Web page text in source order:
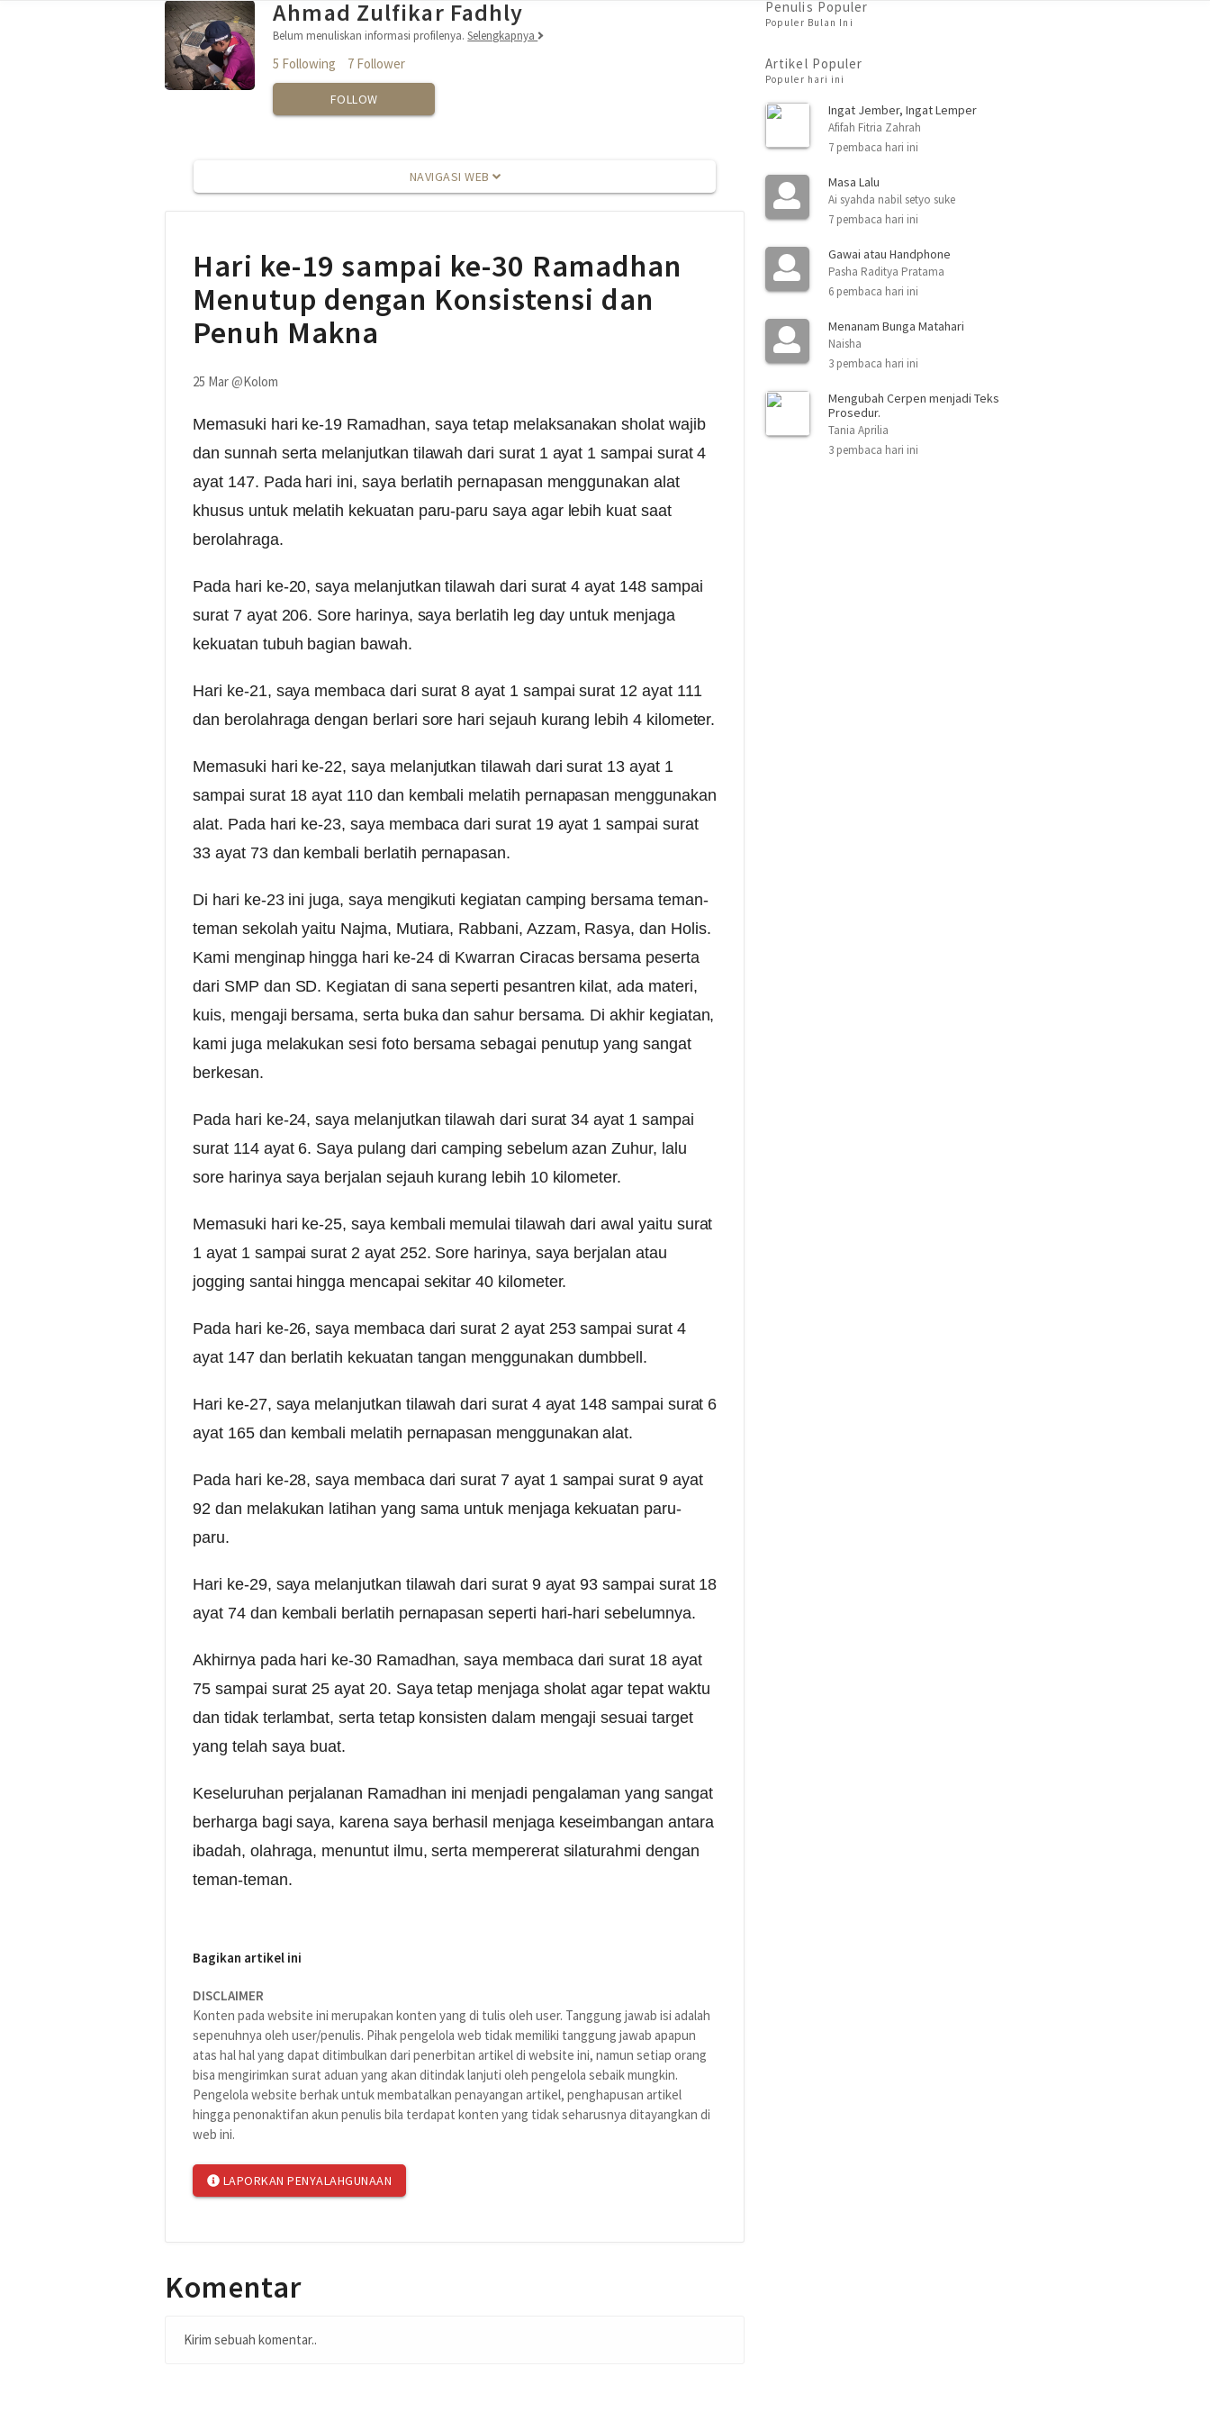
Ahmad Zulfikar Fadhly
Belum menuliskan informasi profilenya. Selengkapnya
5 Following 7 Follower
FOLLOW
NAVIGASI WEB
Hari ke-19 sampai ke-30 Ramadhan
Menutup dengan Konsistensi dan
Penuh Makna
25 Mar@Kolom
Memasuki hari ke-19 Ramadhan, saya tetap melaksanakan sholat wajib
dan sunnah serta melanjutkan tilawah dari surat 1 ayat 1 sampai surat 4
ayat 147. Pada hari ini, saya berlatih pernapasan menggunakan alat
khusus untuk melatih kekuatan paru-paru saya agar lebih kuat saat
berolahraga.
Pada hari ke-20, saya melanjutkan tilawah dari surat 4 ayat 148 sampai
surat 7 ayat 206. Sore harinya, saya berlatih leg day untuk menjaga
kekuatan tubuh bagian bawah.
Hari ke-21, saya membaca dari surat 8 ayat 1 sampai surat 12 ayat 111
dan berolahraga dengan berlari sore hari sejauh kurang lebih 4 kilometer.
Memasuki hari ke-22, saya melanjutkan tilawah dari surat 13 ayat 1
sampai surat 18 ayat 110 dan kembali melatih pernapasan menggunakan
alat. Pada hari ke-23, saya membaca dari surat 19 ayat 1 sampai surat
33 ayat 73 dan kembali berlatih pernapasan.
Di hari ke-23 ini juga, saya mengikuti kegiatan camping bersama teman-
teman sekolah yaitu Najma, Mutiara, Rabbani, Azzam, Rasya, dan Holis.
Kami menginap hingga hari ke-24 di Kwarran Ciracas bersama peserta
dari SMP dan SD. Kegiatan di sana seperti pesantren kilat, ada materi,
kuis, mengaji bersama, serta buka dan sahur bersama. Di akhir kegiatan,
kami juga melakukan sesi foto bersama sebagai penutup yang sangat
berkesan.
Pada hari ke-24, saya melanjutkan tilawah dari surat 34 ayat 1 sampai
surat 114 ayat 6. Saya pulang dari camping sebelum azan Zuhur, lalu
sore harinya saya berjalan sejauh kurang lebih 10 kilometer.
Memasuki hari ke-25, saya kembali memulai tilawah dari awal yaitu surat
1 ayat 1 sampai surat 2 ayat 252. Sore harinya, saya berjalan atau
jogging santai hingga mencapai sekitar 40 kilometer.
Pada hari ke-26, saya membaca dari surat 2 ayat 253 sampai surat 4
ayat 147 dan berlatih kekuatan tangan menggunakan dumbbell.
Hari ke-27, saya melanjutkan tilawah dari surat 4 ayat 148 sampai surat 6
ayat 165 dan kembali melatih pernapasan menggunakan alat.
Pada hari ke-28, saya membaca dari surat 7 ayat 1 sampai surat 9 ayat
92 dan melakukan latihan yang sama untuk menjaga kekuatan paru-
paru.
Hari ke-29, saya melanjutkan tilawah dari surat 9 ayat 93 sampai surat 18
ayat 74 dan kembali berlatih pernapasan seperti hari-hari sebelumnya.
Akhirnya pada hari ke-30 Ramadhan, saya membaca dari surat 18 ayat
75 sampai surat 25 ayat 20. Saya tetap menjaga sholat agar tepat waktu
dan tidak terlambat, serta tetap konsisten dalam mengaji sesuai target
yang telah saya buat.
Keseluruhan perjalanan Ramadhan ini menjadi pengalaman yang sangat
berharga bagi saya, karena saya berhasil menjaga keseimbangan antara
ibadah, olahraga, menuntut ilmu, serta mempererat silaturahmi dengan
teman-teman.
Bagikan artikel ini
DISCLAIMER
Konten pada website ini merupakan konten yang di tulis oleh user. Tanggung jawab isi adalah
sepenuhnya oleh user/penulis. Pihak pengelola web tidak memiliki tanggung jawab apapun
atas hal hal yang dapat ditimbulkan dari penerbitan artikel di website ini, namun setiap orang
bisa mengirimkan surat aduan yang akan ditindak lanjuti oleh pengelola sebaik mungkin.
Pengelola website berhak untuk membatalkan penayangan artikel, penghapusan artikel
hingga penonaktifan akun penulis bila terdapat konten yang tidak seharusnya ditayangkan di
web ini.
LAPORKAN PENYALAHGUNAAN
Komentar
Kirim sebuah komentar..
Penulis Populer
Populer Bulan Ini
Artikel Populer
Populer hari ini
Ingat Jember, Ingat Lemper
Afifah Fitria Zahrah
7 pembaca hari ini
Masa Lalu
Ai syahda nabil setyo suke
7 pembaca hari ini
Gawai atau Handphone
Pasha Raditya Pratama
6 pembaca hari ini
Menanam Bunga Matahari
Naisha
3 pembaca hari ini
Mengubah Cerpen menjadi Teks
Prosedur.
Tania Aprilia
3 pembaca hari ini